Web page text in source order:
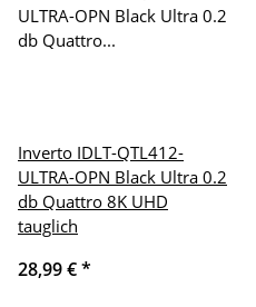
Inverto IDLT-QTL412-
ULTRA-OPN Black Ultra 0.2
db Quattro 8K UHD
tauglich
28,99 €*